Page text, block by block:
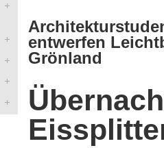
entwerfen
Grönland